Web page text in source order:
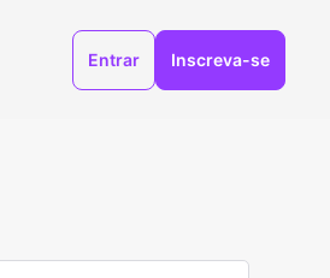
Entrar Inscreva-se